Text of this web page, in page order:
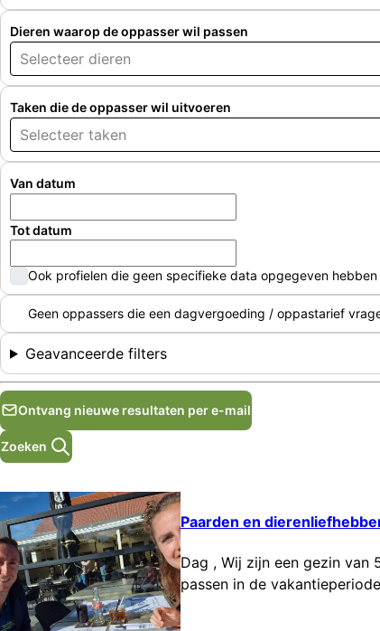
Dieren waarop de oppasser wil passen
Selecteer dieren
Taken die de oppasser wil uitvoeren
Selecteer taken
Van datum
Tot datum
Ook profielen die geen specifieke data opgegeven hebben
Geen oppassers die een dagvergoeding / oppastarief
Geavanceerde filters
Ontvang nieuwe resultaten per e-mail
Zoeken
Paarden en
Dag , Wij zijn een gezin van
passen in de